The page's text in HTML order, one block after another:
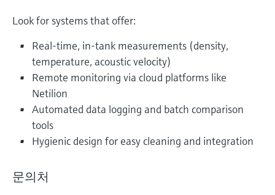
Look for systems that offer:
Real-time, in-tank measurements (density,
temperature, acoustic velocity)
Remote monitoring via cloud platforms like
Netilion
Automated data logging and batch comparison
tools
Hygienic design for easy cleaning and integration
문의처